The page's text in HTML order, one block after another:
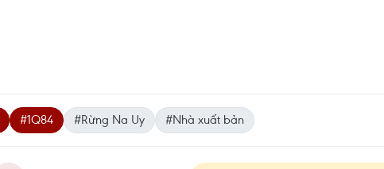
#1Q84 #Rừng Na Uy #Nhà xuất bản